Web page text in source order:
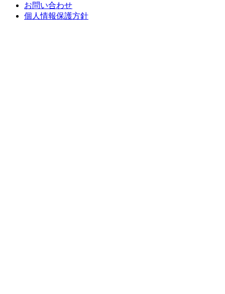
お問い合わせ
個人情報保護方針